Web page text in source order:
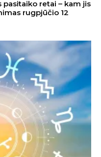
retai – kam jis
rugpjūčio 12